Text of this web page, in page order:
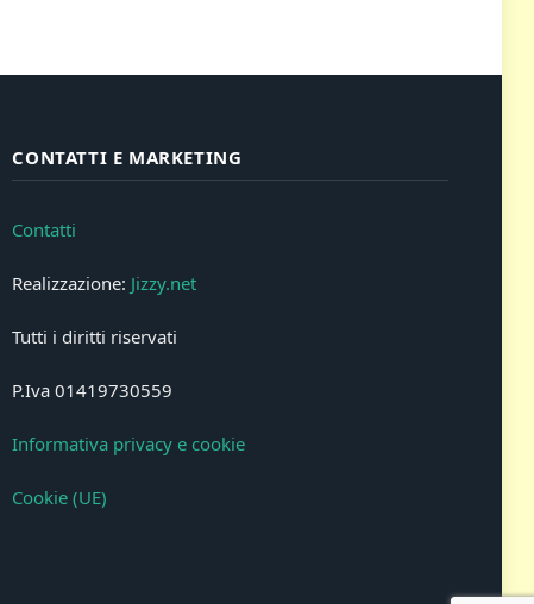
CONTATTI E MARKETING
Contatti
Realizzazione: Jizzy.net
Tutti i diritti riservati
P.Iva 01419730559
Informativa privacy e cookie
Cookie (UE)